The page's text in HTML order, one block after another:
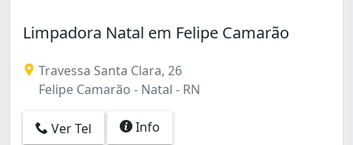
Limpadora Natal em Felipe Camarão
Travessa Santa Clara, 26
Felipe Camarão - Natal - RN
Ver Tel Info